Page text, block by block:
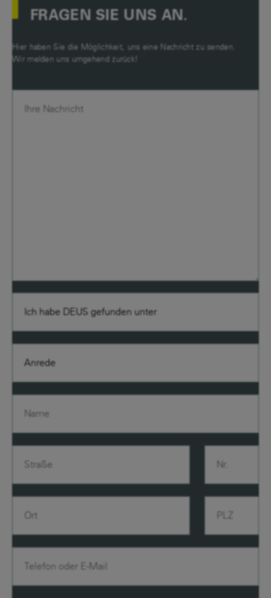
FRAGEN SIE UNS AN.
Hier haben Sie die Möglichkeit, uns eine Nachricht zu senden.
Wir melden uns umgehend zurück!